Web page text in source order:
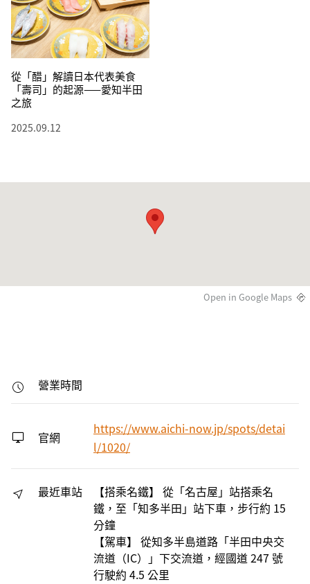
從「醋」解讀日本代表美食
「壽司」的起源——愛知半田
之旅
2025.09.12
Open in Google Maps
營業時間
官網
https://www.aichi-now.jp/spots/detai
l/1020/
最近車站
【搭乘名鐵】 從「名古屋」站搭乘名
鐵，至「知多半田」站下車，步行約 15
分鐘
【駕車】 從知多半島道路「半田中央交
流道（IC）」下交流道，經國道 247 號
行駛約 4.5 公里